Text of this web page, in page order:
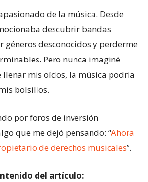
de la música. Desde
descubrir bandas
géneros desconocidos y perderme
Pero nunca imaginé
llenar mis oídos, la música podría
bolsillos.
por foros de inversión
que me dejó pensando: “Ahora
de derechos musicales”.
del artículo: